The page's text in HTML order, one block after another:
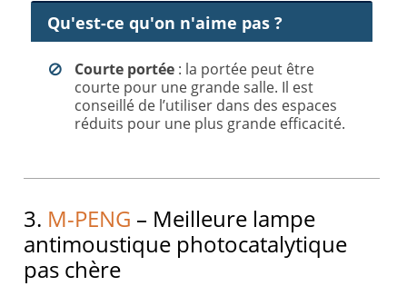
Qu'est-ce qu'on n'aime pas ?
Courte portée : la portée peut être
courte pour une grande salle. Il est
conseillé de l’utiliser dans des espaces
réduits pour une plus grande efficacité.
3. M-PENG – Meilleure lampe
antimoustique photocatalytique
pas chère